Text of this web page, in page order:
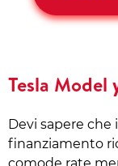
Tesla Model
Devi sapere
finanziamento